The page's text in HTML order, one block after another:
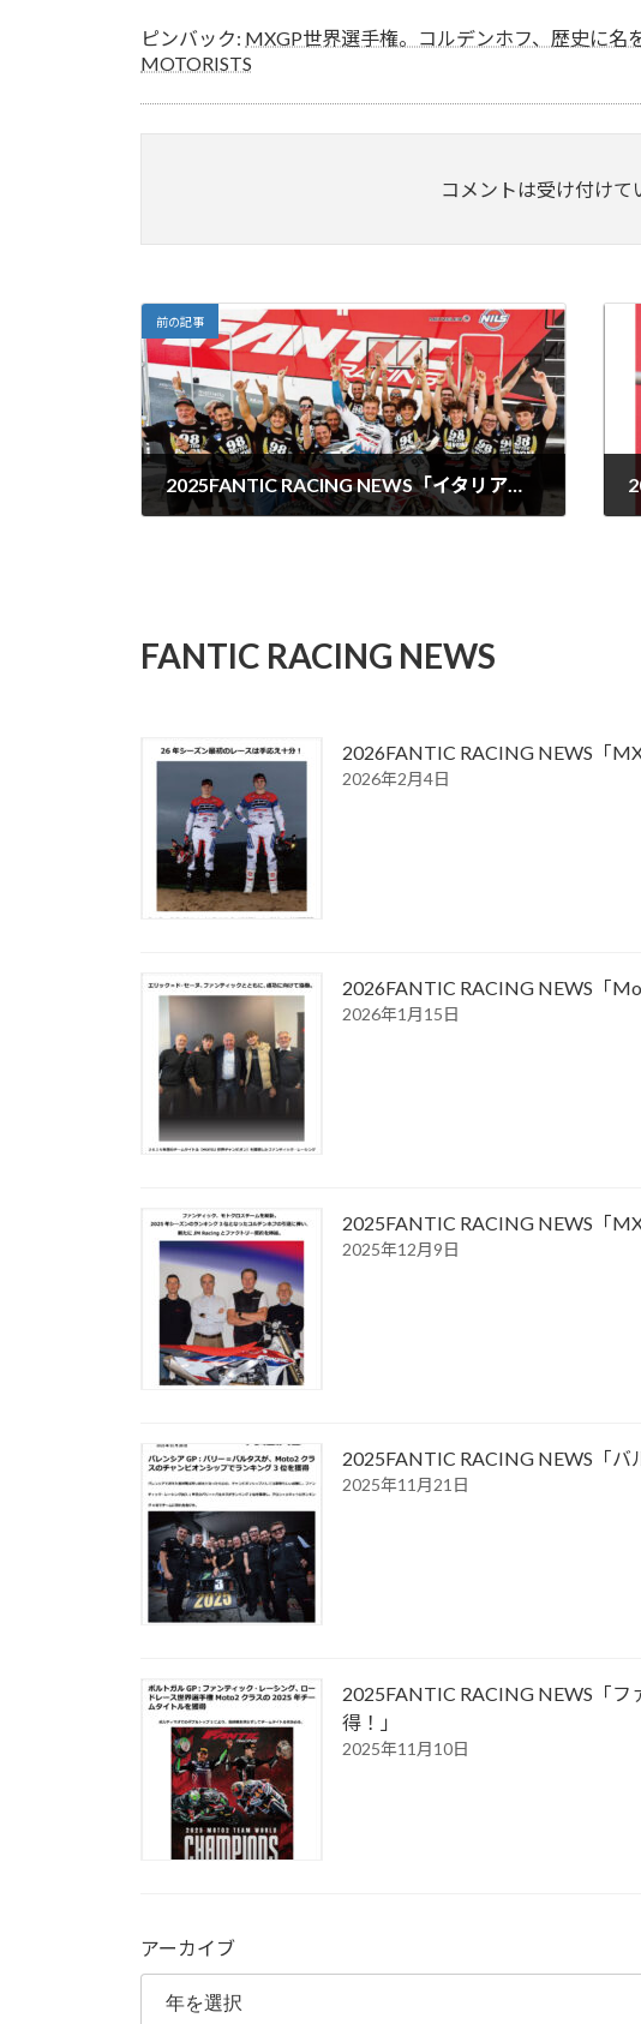
ピンバック: MXGP世界選手権。コルデンホフ、歴史に名
MOTORISTS
コメントは受け付けて
前の記事
2025FANTIC RACING NEWS「イタリア選手権エンデューロ。ファンティックXE300で２人のライダーが大活躍！！」「Moto2世界選手権。バルタス、３度目の表彰台に立つ！」
FANTIC RACING NEWS
2026FANTIC RACING NEWS「
2026年2月4日
2026FANTIC RACING NEWS「
2026年1月15日
2025FANTIC RACING NEWS「
2025年12月9日
2025FANTIC RACING NEWS「
2025年11月21日
2025FANTIC RACING NEWS「
得！」
2025年11月10日
アーカイブ